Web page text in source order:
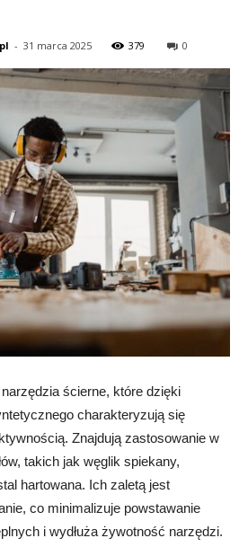
- 31 marca 2025 379 0
ścierne, które dzięki
charakteryzują się
Znajdują zastosowanie w
takich jak węglik spiekany,
hartowana. Ich zaletą jest
co minimalizuje powstawanie
i wydłuża żywotność narzędzi.